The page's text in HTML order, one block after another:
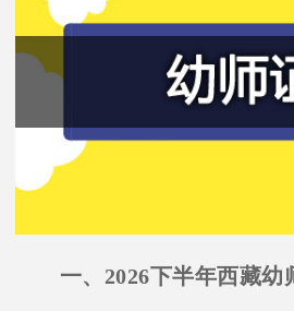
一、2026下半年西藏幼